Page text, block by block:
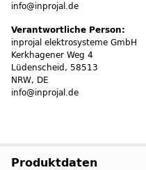
info@inprojal.de
Verantwortliche Person:
inprojal elektrosysteme GmbH
Kerkhagener Weg 4
Lüdenscheid, 58513
NRW, DE
info@inprojal.de
Produktdaten